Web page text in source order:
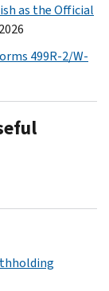
as the Official
499R-2/W-